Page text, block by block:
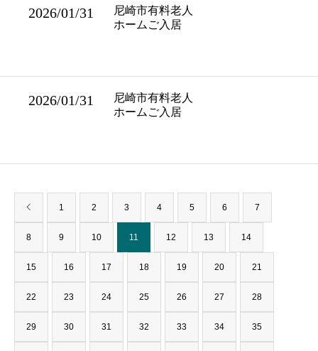
2026/01/31
尼崎市有料老人
ホームご入居
2026/01/31
尼崎市有料老人
ホームご入居
1 2 3 4 5 6 7
8 9 10 11 12 13 14
15 16 17 18 19 20 21
22 23 24 25 26 27 28
29 30 31 32 33 34 35